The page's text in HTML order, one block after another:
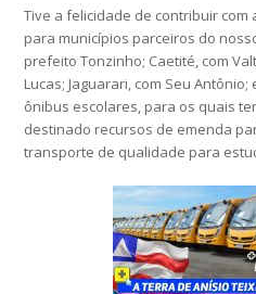
Tive a felicidade de contribuir
para municípios parceiros do
prefeito Tonzinho; Caetité, com
Lucas; Jaguarari, com Seu
ônibus escolares, para os quais
destinado recursos de emenda
transporte de qualidade para